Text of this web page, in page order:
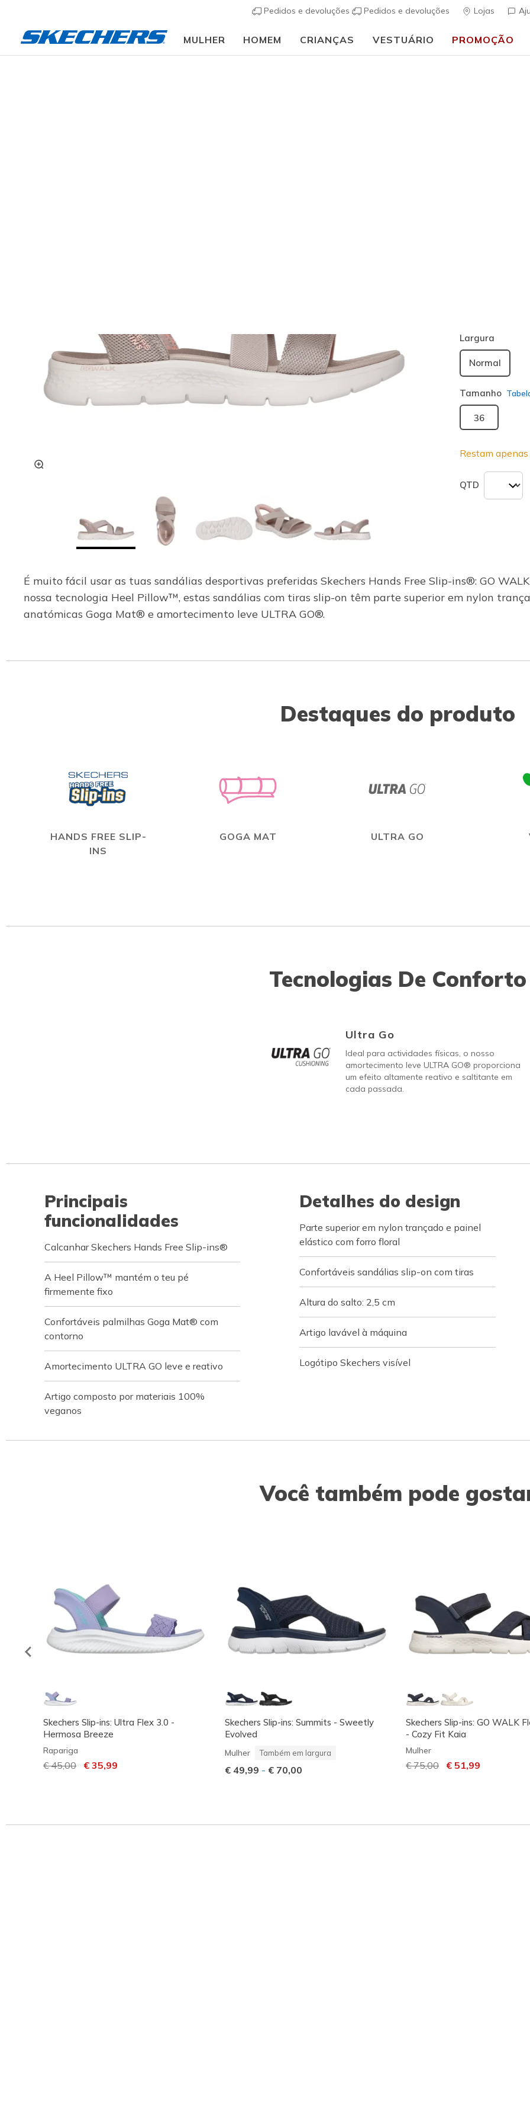
Pedidos e devoluções Pedidos e devoluções Lojas
MULHER HOMEM CRIANÇAS VESTUÁRIO PROMOÇÃO
Largura
Normal
Tamanho
36
Restam
QTD
É muito fácil usar as tuas sandálias desportivas preferidas Skechers Hands Free Slip-ins®: GO
nossa tecnologia Heel Pillow™, estas sandálias com tiras slip-on têm parte superior em nylon
anatómicas Goga Mat® e amortecimento leve ULTRA GO®.
Destaques do produto
HANDS FREE SLIP-
INS
GOGA MAT ULTRA GO
Tecnologias De Conforto
Ultra Go
Ideal para actividades físicas, o nosso
amortecimento leve ULTRA GO® proporciona
um efeito altamente reativo e saltitante em
cada passada.
Principais
funcionalidades
Calcanhar Skechers Hands Free Slip-ins®
A Heel Pillow™ mantém o teu pé
firmemente fixo
Confortáveis palmilhas Goga Mat® com
contorno
Amortecimento ULTRA GO leve e reativo
Artigo composto por materiais 100%
veganos
Detalhes do design
Parte superior em nylon trançado e painel
elástico com forro floral
Confortáveis sandálias slip-on com tiras
Altura do salto: 2,5 cm
Artigo lavável à máquina
Logótipo Skechers visível
Você também pode
Skechers Slip-ins: Ultra Flex 3.0 -
Hermosa Breeze
Rapariga
Preço com desconto de
€ 45,00 para
€ 35,99
Skechers Slip-ins: Summits - Sweetly
Evolved
Mulher Também em largura
€ 49,99 - € 70,00
Skechers Slip-ins: GO WALK
- Cozy Fit Kaia
Mulher
Preço com desconto de
€ 75,00 para
€ 51,99